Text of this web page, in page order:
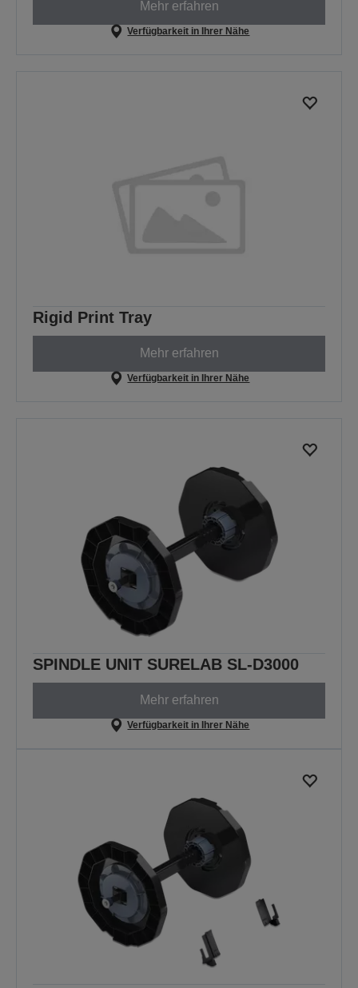
Mehr erfahren
Verfügbarkeit in Ihrer Nähe
Rigid Print Tray
Mehr erfahren
Verfügbarkeit in Ihrer Nähe
SPINDLE UNIT SURELAB SL-D3000
Mehr erfahren
Verfügbarkeit in Ihrer Nähe